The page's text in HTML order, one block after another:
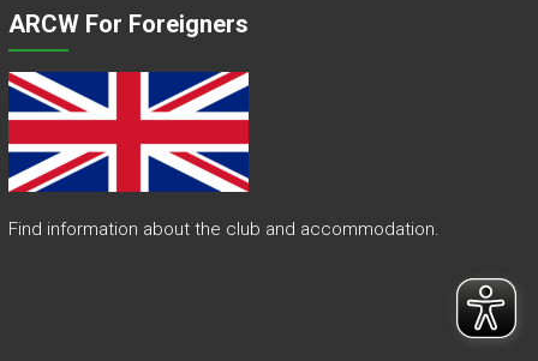
ARCW For Foreigners
Find information about the club and accommodation.